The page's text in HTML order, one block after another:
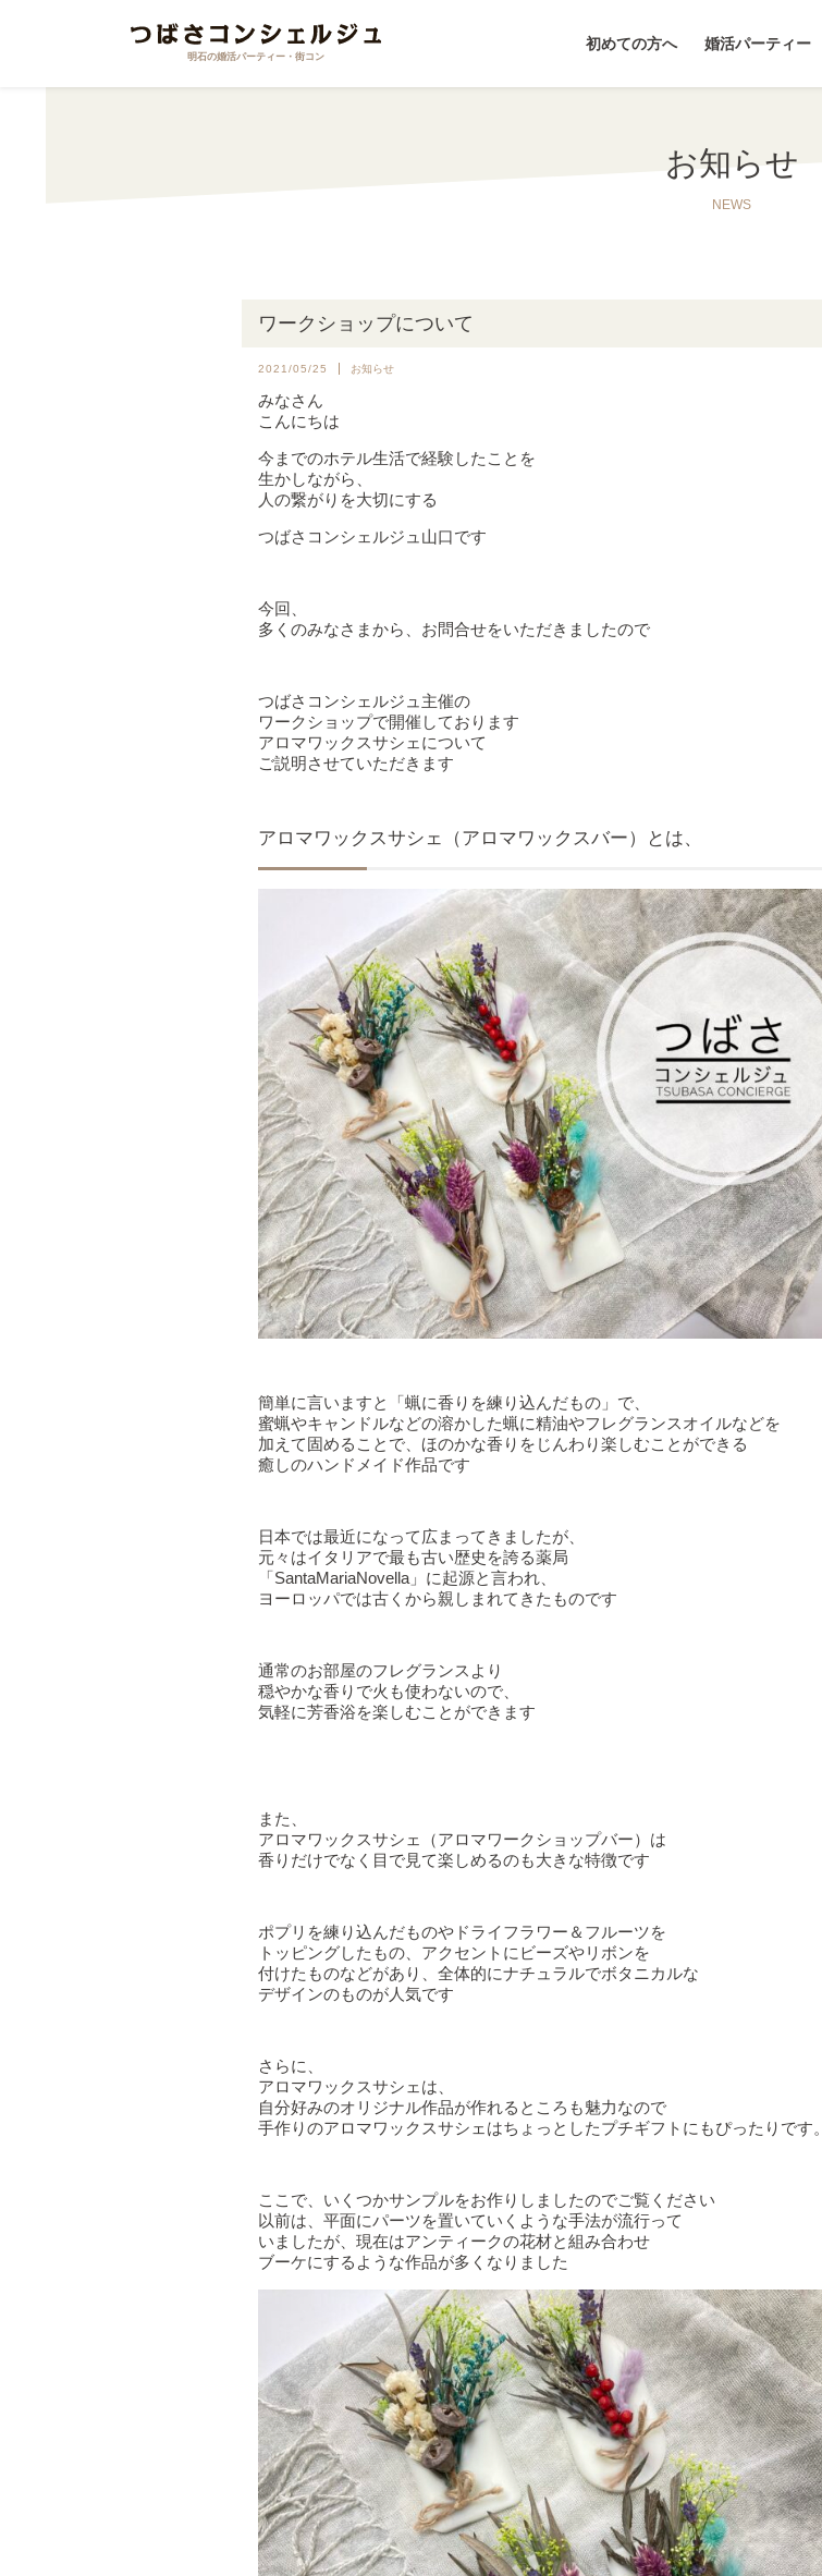
明石の婚活パーティー・街コン
初めての方へ 婚活パーティー
お知らせ
NEWS
ワークショップについて
2021/05/25 お知らせ
みなさん
こんにちは
今までのホテル生活で経験したことを
生かしながら、
人の繋がりを大切にする
つばさコンシェルジュ山口です
今回、
多くのみなさまから、お問合せをいただきましたので
つばさコンシェルジュ主催の
ワークショップで開催しております
アロマワックスサシェについて
ご説明させていただきます
アロマワックスサシェ（アロマワックスバー）とは、
簡単に言いますと「蝋に香りを練り込んだもの」で、
蜜蝋やキャンドルなどの溶かした蝋に精油やフレグランスオイルなどを
加えて固めることで、ほのかな香りをじんわり楽しむことができる
癒しのハンドメイド作品です
日本では最近になって広まってきましたが、
元々はイタリアで最も古い歴史を誇る薬局
「SantaMariaNovella」に起源と言われ、
ヨーロッパでは古くから親しまれてきたものです
通常のお部屋のフレグランスより
穏やかな香りで火も使わないので、
気軽に芳香浴を楽しむことができます
また、
アロマワックスサシェ（アロマワークショップバー）は
香りだけでなく目で見て楽しめるのも大きな特徴です
ポプリを練り込んだものやドライフラワー＆フルーツを
トッピングしたもの、アクセントにビーズやリボンを
付けたものなどがあり、全体的にナチュラルでボタニカルな
デザインのものが人気です
さらに、
アロマワックスサシェは、
自分好みのオリジナル作品が作れるところも魅力なので
手作りのアロマワックスサシェはちょっとしたプチギフトにもぴったりです。
ここで、いくつかサンプルをお作りしましたのでご覧ください
以前は、平面にパーツを置いていくような手法が流行って
いましたが、現在はアンティークの花材と組み合わせ
ブーケにするような作品が多くなりました